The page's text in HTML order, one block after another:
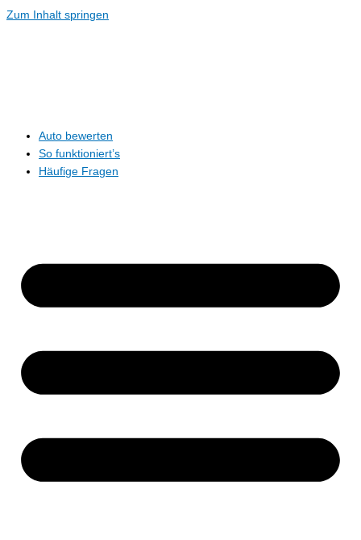
Zum Inhalt springen
Auto bewerten
So funktioniert’s
Häufige Fragen